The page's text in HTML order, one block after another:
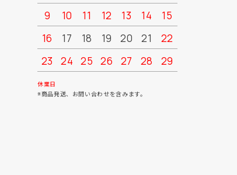
9
10 11 12 13 14
15
16
17 18 19 20 21
22
23
24 25 26 27 28
29
30
休業日
※商品発送、お問い合わせを含みます。